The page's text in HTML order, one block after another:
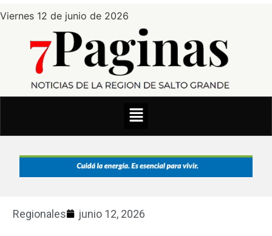
Viernes 12 de junio de 2026
Regionales junio 12, 2026